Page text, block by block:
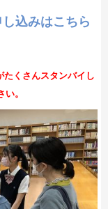
込みはこちら
くさんスタンバイし
。